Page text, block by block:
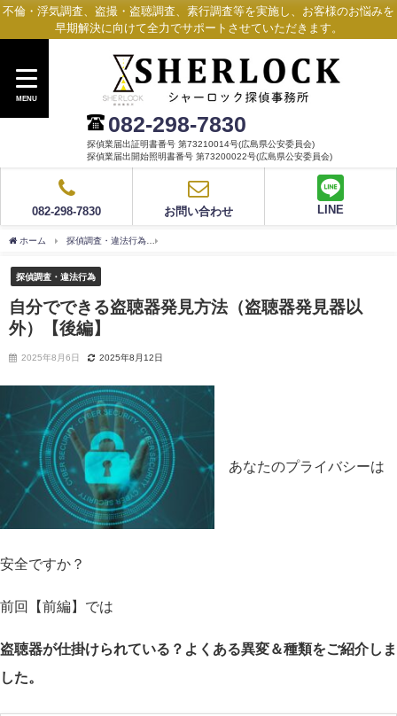
不倫・浮気調査、盗撮・盗聴調査、素行調査等を実施し、お客様のお悩みを
早期解決に向けて全力でサポートさせていただきます。
MENU
082-298-7830
探偵業届出証明書番号 第73210014号(広島県公安委員会)
探偵業届出開始照明書番号 第73200022号(広島県公安委員会)
082-298-7830 お問い合わせ LINE
ホーム 探偵調査・違法行為
探偵調査・違法行為
自分でできる盗聴器発見方法（盗聴器発見器以
外）【後編】
2025年8月6日 2025年8月12日
あなたのプライバシーは
安全ですか？
前回【前編】では
盗聴器が仕掛けられている？よくある異変＆種類をご紹介しま
した。